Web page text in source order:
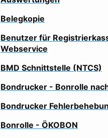
Belegkopie
Benutzer für
Webservice
BMD Schnittstelle (NTCS)
Bondrucker - Bonrolle
Bondrucker
Bonrolle - ÖKOBON